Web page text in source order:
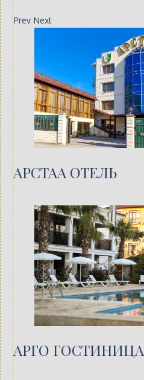
Prev Next
АРСТАА ОТЕЛЬ
АРГО ГОСТИНИЦА